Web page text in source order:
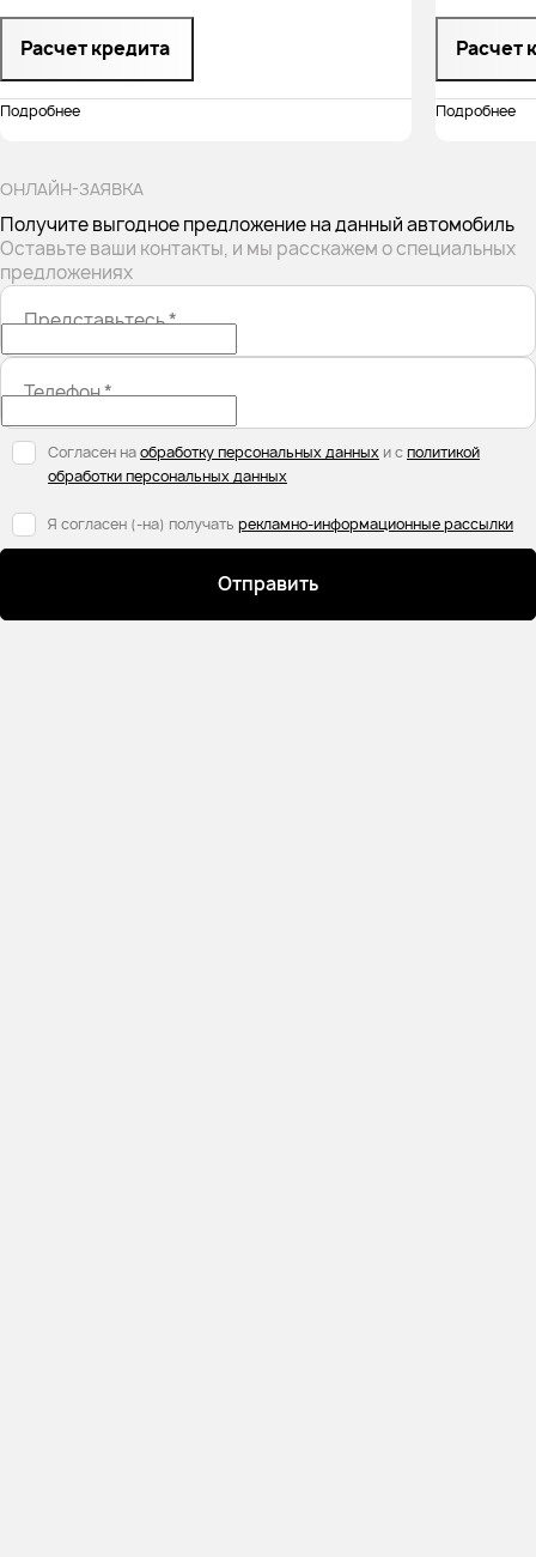
Расчет кредита
Подробнее
Расчет
Подробнее
ОНЛАЙН-ЗАЯВКА
Получите выгодное предложение на данный автомобиль
Оставьте ваши контакты, и мы расскажем о специальных
предложениях
Представьтесь*
Телефон*
Согласен наобработку персональных данных и сполитикой
обработки персональных данных
Я согласен (-на) получать рекламно-информационные рассылки
Отправить